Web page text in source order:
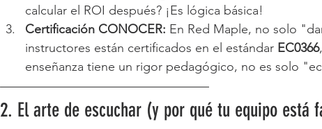
calcular el ROI después? ¡Es lógica básica!
Certificación CONOCER: En Red Maple, no solo
instructores están certificados en el estándar EC0366
enseñanza tiene un rigor pedagógico, no es solo
2. El arte de escuchar (y por qué tu equipo está